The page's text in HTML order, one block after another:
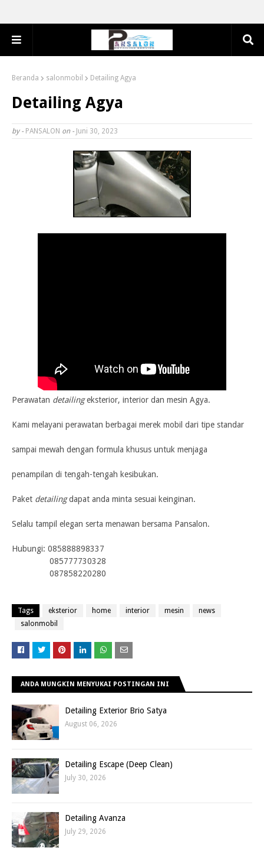
Beranda salonmobil Detailing Agya
Detailing Agya
by - PANSALON on - Juni 30, 2023
Perawatan detailingeksterior, interior dan mesin Agya.
Kami melayani perawatan berbagai merek mobil dari tipe standar
sampai mewah dengan formula khusus untuk menjaga
penampilan di tengah-tengah kesibukan.
Paket detailing dapat anda minta sesuai keinginan.
Selalu tampil elegan serta menawan bersama Pansalon.
Hubungi: 085888898337
085777730328
087858220280
Tags eksterior home interior mesin
news
salonmobil
ANDA MUNGKIN MENYUKAI POSTINGAN INI
Detailing Exterior Brio Satya
August 06, 2026
Detailing Escape (Deep Clean)
July 30, 2026
Detailing Avanza
July 29, 2026